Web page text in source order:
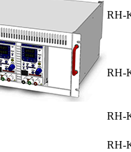
RH-
RH-
RH-
RH-